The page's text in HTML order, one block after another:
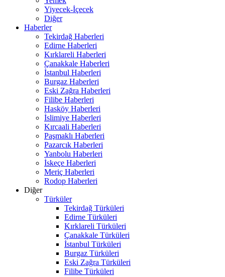
Yiyecek-İçecek
Diğer
Haberler
Tekirdağ Haberleri
Edirne Haberleri
Kırklareli Haberleri
Çanakkale Haberleri
İstanbul Haberleri
Burgaz Haberleri
Eski Zağra Haberleri
Filibe Haberleri
Hasköy Haberleri
İslimiye Haberleri
Kırcaali Haberleri
Paşmaklı Haberleri
Pazarcık Haberleri
Yanbolu Haberleri
İskeçe Haberleri
Meriç Haberleri
Rodop Haberleri
Diğer
Türküler
Tekirdağ Türküleri
Edirne Türküleri
Kırklareli Türküleri
Çanakkale Türküleri
İstanbul Türküleri
Burgaz Türküleri
Eski Zağra Türküleri
Filibe Türküleri